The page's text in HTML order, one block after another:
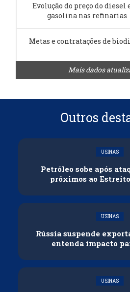
Evolução do preço do diesel
gasolina nas refinarias
Metas e contratações de
Mais dados
Outros
USINAS
Petróleo sobe após
próximos ao
USINAS
Rússia suspende
entenda impacto
USINAS